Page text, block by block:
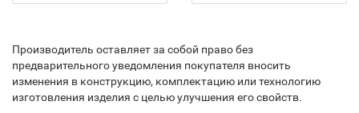
Производитель оставляет за собой право без
предварительного уведомления покупателя вносить
изменения в конструкцию, комплектацию или технологию
изготовления изделия с целью улучшения его свойств.